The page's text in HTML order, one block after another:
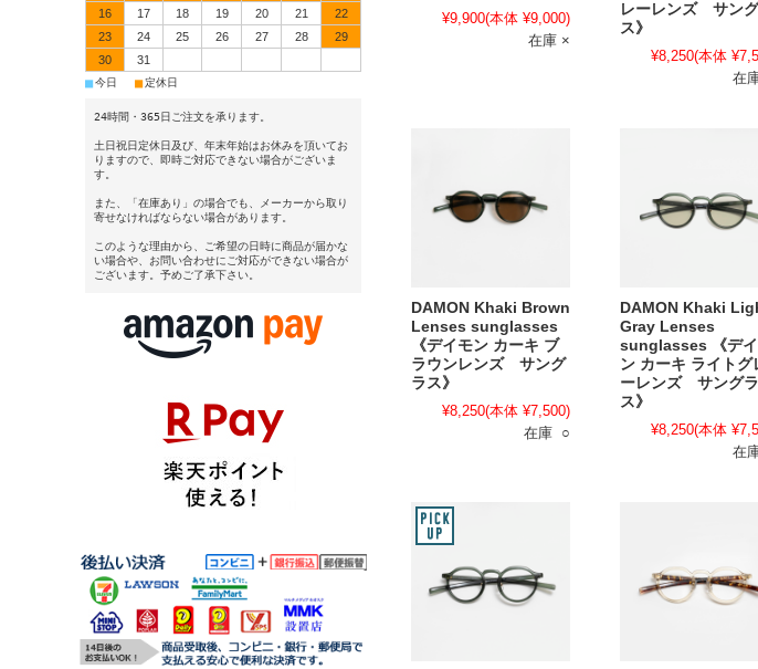
¥9,900(本体 ¥9,000)
在庫 ×
レーレンズ サン
ス》
¥8,250(本体
在
DAMON Khaki Brown
Lenses sunglasses
《デイモン カーキ ブ
ラウンレンズ サング
ラス》
¥8,250(本体 ¥7,500)
在庫 ○
DAMON Khaki
Gray Lenses
sunglasses 《デ
ン カーキ ライトグ
ーレンズ サングラ
ス》
¥8,250(本体
在
16
17 18 19 20 21
22
23
24 25 26 27 28
29
30
31
■今日 ■定休日
24時間・365日ご注文を承ります。
土日祝日定休日及び、年末年始はお休みを頂いてお
りますので、即時ご対応できない場合がございま
す。
また、「在庫あり」の場合でも、メーカーから取り
寄せなければならない場合があります。
このような理由から、ご希望の日時に商品が届かな
い場合や、お問い合わせにご対応ができない場合が
ございます。予めご了承下さい。